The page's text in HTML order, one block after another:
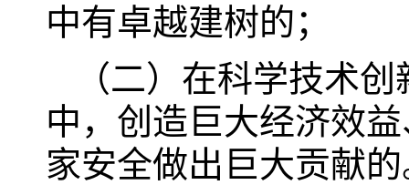
中有卓越建树的；
（二）在科学技术
中，创造巨大经济效
家安全做出巨大贡献